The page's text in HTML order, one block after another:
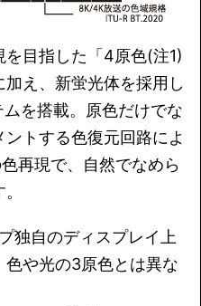
目指した「4原色(注1)
え、新蛍光体を採用し
を搭載。原色だけでな
トする色復元回路によ
再現で、自然でなめら
独自のディスプレイ上
や光の3原色とは異な